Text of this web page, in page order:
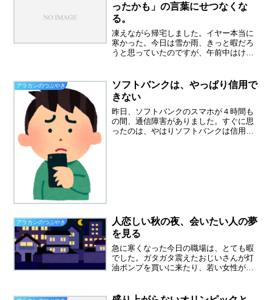
ったかも」の言葉にせつなくな
る。
凍えながら帰宅しました。イヤー本当に
寒かった。今日は雪か雨、きっと暇だろ
うと思っていたのですが、午前中はけっ
ガラガラになりました。仕事中に、どう
したかな～と気になってい...
アラカンのつぶやき
ソフトバンクは、やっぱり信用で
きない
昨日、ソフトバンクのスマホが４時間も
の間、通信障害がありました。すぐに思
ったのは、やはりソフトバンクは信用で
アラカンのつぶやき
人恋しい秋の夜、会いたい人の夢
を見る
急に寒くなった今日の職場は、とても暇
でした。ガタガタ震えたおじいさんが灯
油ポンプを買いに来たり、若い女性が携
念ながら二つとも、まだ入荷の予定はた